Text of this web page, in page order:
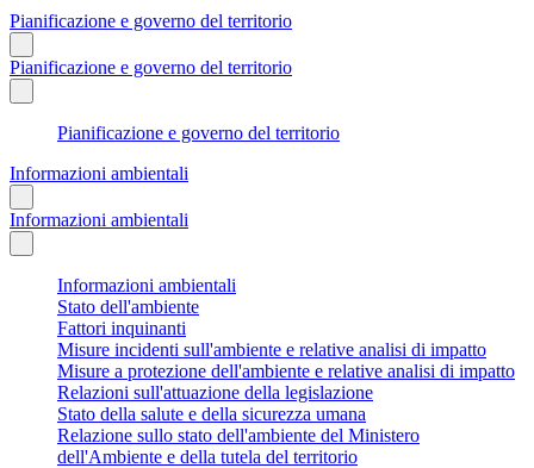
Pianificazione e governo del territorio
Pianificazione e governo del territorio
Pianificazione e governo del territorio
Informazioni ambientali
Informazioni ambientali
Informazioni ambientali
Stato dell'ambiente
Fattori inquinanti
Misure incidenti sull'ambiente e relative analisi di impatto
Misure a protezione dell'ambiente e relative analisi di impatto
Relazioni sull'attuazione della legislazione
Stato della salute e della sicurezza umana
Relazione sullo stato dell'ambiente del Ministero
dell'Ambiente e della tutela del territorio